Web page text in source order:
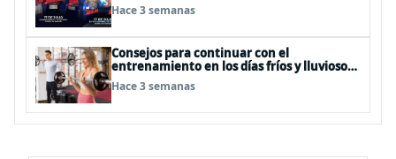
Hace 3 semanas
Consejos para continuar con el
entrenamiento en los días fríos y lluviosos
de invierno
Hace 3 semanas